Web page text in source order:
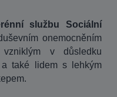
službu Sociální
onemocněním
vzniklým v důsledku
také lidem s lehkým